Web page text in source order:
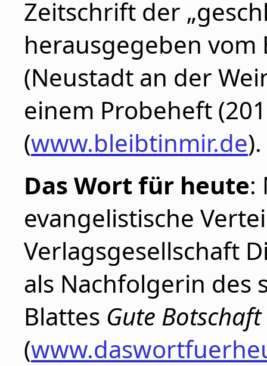
Zeitschrift der
herausgegeben vom
(Neustadt an der
einem Probeheft
(www.bleibtinmir.de).
Das Wort für heute:
evangelistische
Verlagsgesellschaft
als Nachfolgerin des
Blattes Gute
(